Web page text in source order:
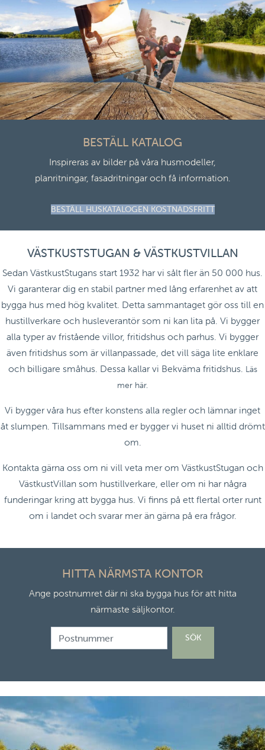
BESTÄLL KATALOG
Inspireras av bilder på våra husmodeller,
planritningar, fasadritningar och få information.
BESTÄLL HUSKATALOGEN KOSTNADSFRITT
VÄSTKUSTSTUGAN & VÄSTKUSTVILLAN
Sedan VästkustStugans start 1932 har vi sålt fler än 50 000 hus.
Vi garanterar dig en stabil partner med lång erfarenhet av att
bygga hus med hög kvalitet. Detta sammantaget gör oss till en
hustillverkare och husleverantör som ni kan lita på. Vi bygger
alla typer av fristående villor, fritidshus och parhus. Vi bygger
även fritidshus som är villanpassade, det vill säga lite enklare
och billigare småhus. Dessa kallar vi Bekväma fritidshus. Läs
mer här.
Vi bygger våra hus efter konstens alla regler och lämnar inget
åt slumpen. Tillsammans med er bygger vi huset ni alltid drömt
om.
Kontakta gärna oss om ni vill veta mer om VästkustStugan och
VästkustVillan som hustillverkare, eller om ni har några
funderingar kring att bygga hus. Vi finns på ett flertal orter runt
om i landet och svarar mer än gärna på era frågor.
HITTA NÄRMSTA KONTOR
Ange postnumret där ni ska bygga hus för att hitta
närmaste säljkontor.
”Postnummer” SÖK